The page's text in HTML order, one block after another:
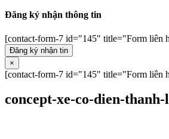
Đăng ký nhận thông tin
[contact-form-7 id="145" title="Form liên
Đăng ký nhận tin
×
[contact-form-7 id="145" title="Form liên
concept-xe-co-dien-